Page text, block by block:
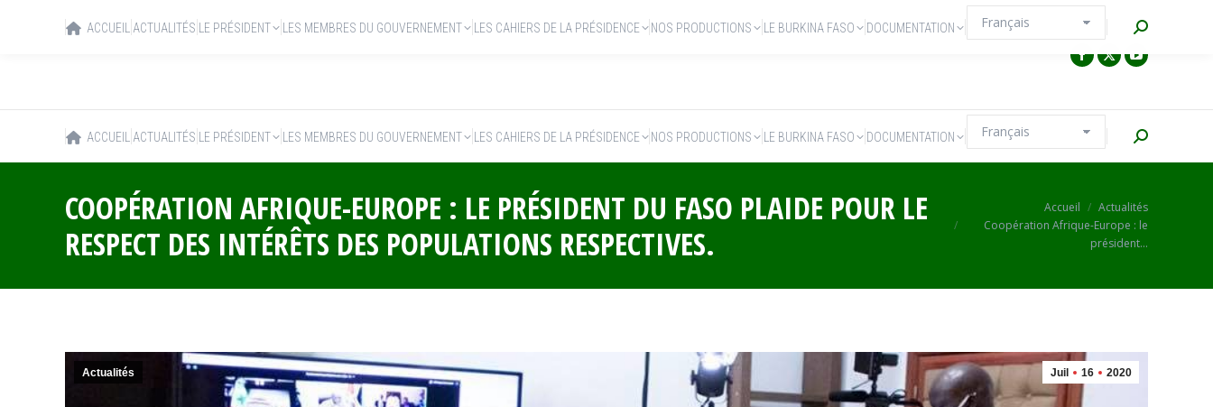
ACCUEIL ACTUALITÉS LE PRÉSIDENT LES MEMBRES DU GOUVERNEMENT LES CAHIERS DE LA PRÉSIDENCE NOS PRODUCTIONS LE BURKINA FASO DOCUMENTATION Recherche
COOPÉRATION AFRIQUE-EUROPE : LE PRÉSIDENT DU FASO PLAIDE POUR LE
RESPECT DES INTÉRÊTS DES POPULATIONS RESPECTIVES.
Accueil
Actualités
Coopération Afrique-Europe : le
président…
Juil 16 2020
Actualités
ACCUEIL ACTUALITÉS LE PRÉSIDENT LES MEMBRES DU GOUVERNEMENT LES CAHIERS DE LA PRÉSIDENCE NOS PRODUCTIONS LE BURKINA FASO DOCUMENTATION Recherche